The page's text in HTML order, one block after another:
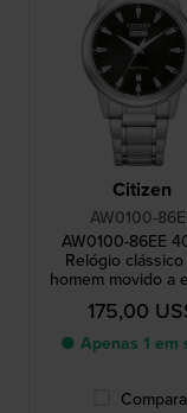
Citizen
AW0100-
AW0100-86EE
Relógio
homem movido a
solar com data-
175,00
● Apenas 1 em